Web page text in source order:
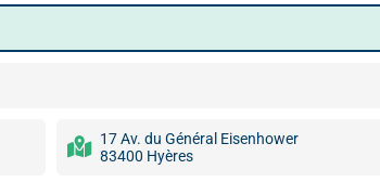
17 Av. du Général Eisenhower
83400 Hyères